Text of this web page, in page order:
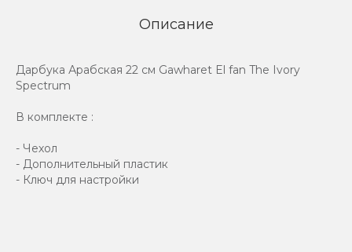
Описание
Дарбука Арабская 22 см Gawharet El fan The Ivory
Spectrum
В комплекте :
- Чехол
- Дополнительный пластик
- Ключ для настройки